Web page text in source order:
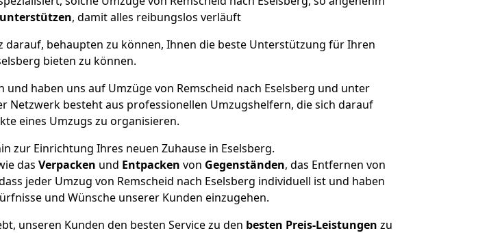
, damit alles reibungslos verläuft
darauf, behaupten zu können, Ihnen die beste Unterstützung für Ihren
bieten zu können.
und haben uns auf Umzüge von Remscheid nach Eselsberg und unter
Netzwerk besteht aus professionellen Umzugshelfern, die sich darauf
eines Umzugs zu organisieren.
zur Einrichtung Ihres neuen Zuhause in Eselsberg.
das Verpacken und Entpacken von Gegenständen, das Entfernen von
jeder Umzug von Remscheid nach Eselsberg individuell ist und haben
und Wünsche unserer Kunden einzugehen.
unseren Kunden den besten Service zu den besten Preis-Leistungen zu